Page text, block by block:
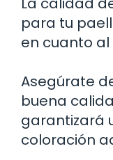
para tu
en cuanto
Asegúrate
buena
garantizará
coloración